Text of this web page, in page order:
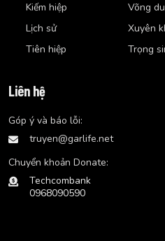
Kiếm hiệp
Lịch sử
Tiên hiệp
Võng du
Xuyên
Trọng
Liên hệ
Góp ý và báo lỗi:
truyen@garlife.net
Chuyển khoản Donate:
Techcombank
0968090590